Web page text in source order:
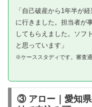
「自己破産から1年半が
に行きました。担当者が
してもらえました。ソフ
と思っています」
※ケーススタディです。審査
③ アロー｜愛知